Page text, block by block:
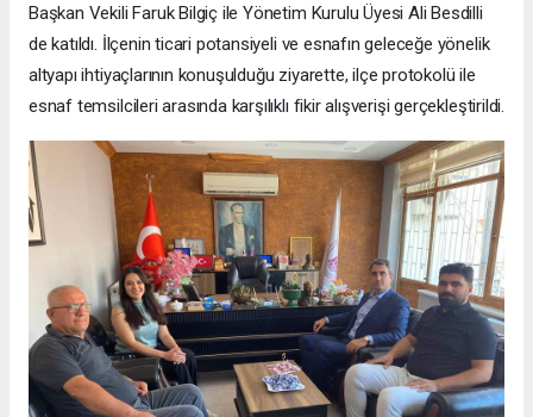
Başkan Vekili Faruk Bilgiç ile Yönetim Kurulu Üyesi Ali Besdilli
de katıldı. İlçenin ticari potansiyeli ve esnafın geleceğe yönelik
altyapı ihtiyaçlarının konuşulduğu ziyarette, ilçe protokolü ile
esnaf temsilcileri arasında karşılıklı fikir alışverişi gerçekleştirildi.